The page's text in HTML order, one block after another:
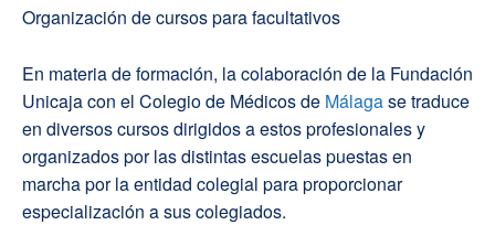
Organización de cursos para facultativos
En materia de formación, la colaboración de la Fundación
Unicaja con el Colegio de Médicos de Málagase traduce
en diversos cursos dirigidos a estos profesionales y
organizados por las distintas escuelas puestas en
marcha por la entidad colegial para proporcionar
especialización a sus colegiados.